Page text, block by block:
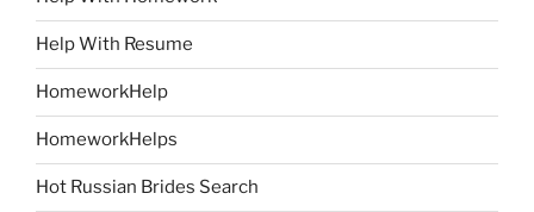
Help With Resume
HomeworkHelp
HomeworkHelps
Hot Russian Brides Search